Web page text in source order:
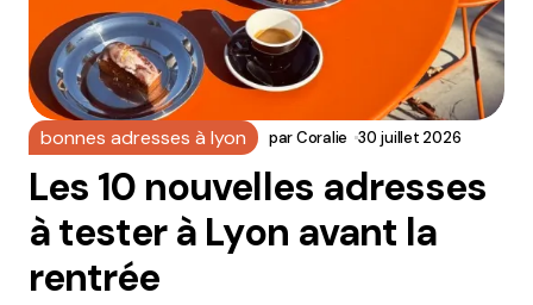
bonnes adresses à lyon parCoralie 30 juillet 2026
Les 10 nouvelles adresses
à tester à Lyon avant la
rentrée